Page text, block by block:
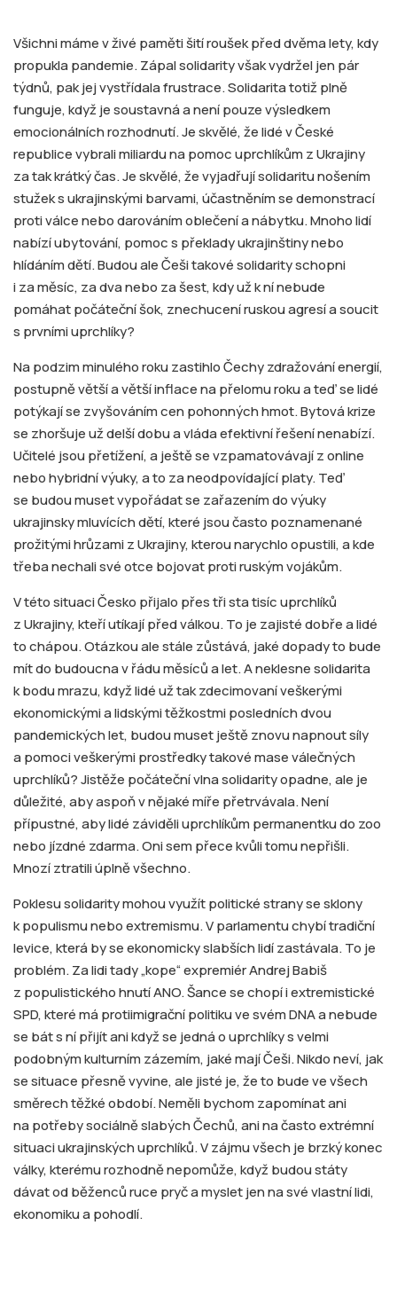
Všichni máme v živé paměti šití roušek před dvěma lety, kdy
propukla pandemie. Zápal solidarity však vydržel jen pár
týdnů, pak jej vystřídala frustrace. Solidarita totiž plně
funguje, když je soustavná a není pouze výsledkem
emocionálních rozhodnutí. Je skvělé, že lidé v České
republice vybrali miliardu na pomoc uprchlíkům z Ukrajiny
za tak krátký čas. Je skvělé, že vyjadřují solidaritu nošením
stužek s ukrajinskými barvami, účastněním se demonstrací
proti válce nebo darováním oblečení a nábytku. Mnoho lidí
nabízí ubytování, pomoc s překlady ukrajinštiny nebo
hlídáním dětí. Budou ale Češi takové solidarity schopni
i za měsíc, za dva nebo za šest, kdy už k ní nebude
pomáhat počáteční šok, znechucení ruskou agresí a soucit
s prvními uprchlíky?
Na podzim minulého roku zastihlo Čechy zdražování energií,
postupně větší a větší inflace na přelomu roku a teď se lidé
potýkají se zvyšováním cen pohonných hmot. Bytová krize
se zhoršuje už delší dobu a vláda efektivní řešení nenabízí.
Učitelé jsou přetížení, a ještě se vzpamatovávají z online
nebo hybridní výuky, a to za neodpovídající platy. Teď
se budou muset vypořádat se zařazením do výuky
ukrajinsky mluvících dětí, které jsou často poznamenané
prožitými hrůzami z Ukrajiny, kterou narychlo opustili, a kde
třeba nechali své otce bojovat proti ruským vojákům.
V této situaci Česko přijalo přes tři sta tisíc uprchlíků
z Ukrajiny, kteří utíkají před válkou. To je zajisté dobře a lidé
to chápou. Otázkou ale stále zůstává, jaké dopady to bude
mít do budoucna v řádu měsíců a let. A neklesne solidarita
k bodu mrazu, když lidé už tak zdecimovaní veškerými
ekonomickými a lidskými těžkostmi posledních dvou
pandemických let, budou muset ještě znovu napnout síly
a pomoci veškerými prostředky takové mase válečných
uprchlíků? Jistěže počáteční vlna solidarity opadne, ale je
důležité, aby aspoň v nějaké míře přetrvávala. Není
přípustné, aby lidé záviděli uprchlíkům permanentku do zoo
nebo jízdné zdarma. Oni sem přece kvůli tomu nepřišli.
Mnozí ztratili úplně všechno.
Poklesu solidarity mohou využít politické strany se sklony
k populismu nebo extremismu. V parlamentu chybí tradiční
levice, která by se ekonomicky slabších lidí zastávala. To je
problém. Za lidi tady „kope“ expremiér Andrej Babiš
z populistického hnutí ANO. Šance se chopí i extremistické
SPD, které má protiimigrační politiku ve svém DNA a nebude
se bát s ní přijít ani když se jedná o uprchlíky s velmi
podobným kulturním zázemím, jaké mají Češi. Nikdo neví, jak
se situace přesně vyvine, ale jisté je, že to bude ve všech
směrech těžké období. Neměli bychom zapomínat ani
na potřeby sociálně slabých Čechů, ani na často extrémní
situaci ukrajinských uprchlíků. V zájmu všech je brzký konec
války, kterému rozhodně nepomůže, když budou státy
dávat od běženců ruce pryč a myslet jen na své vlastní lidi,
ekonomiku a pohodlí.